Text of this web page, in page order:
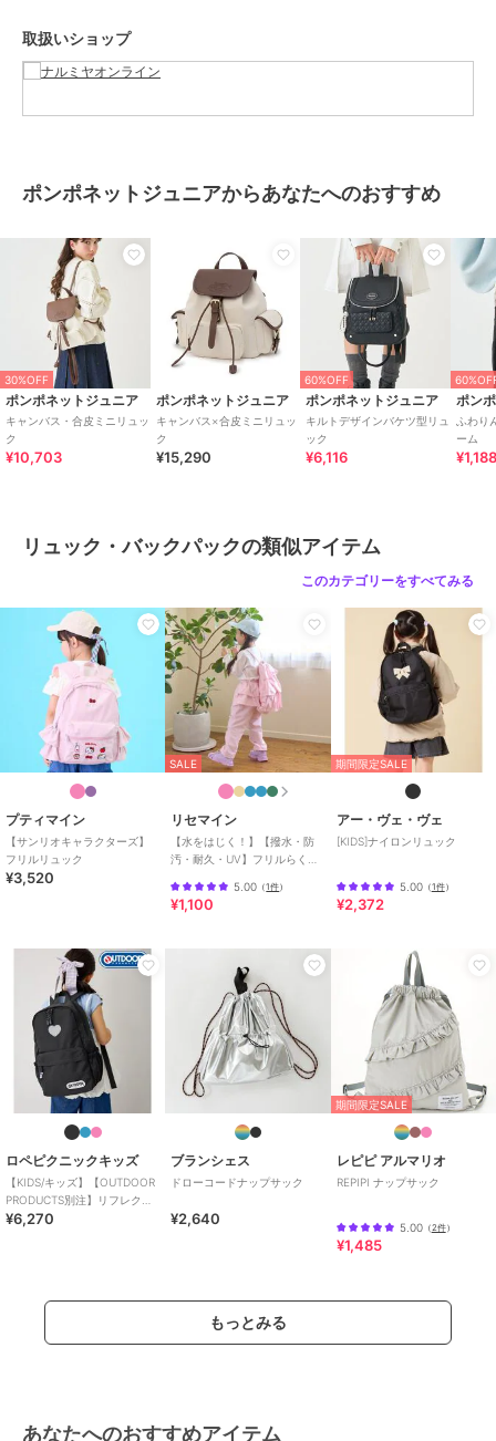
タブ部分：合成皮革
お手入れ
洗濯方法は商品タグをご確認くだ
さい
原産国
取扱いショップ
ポンポネットジュニアからあなたへのおすすめ
30%OFF
ポンポネットジュニア
キャンバス・合皮ミニリュッ
ク
¥10,703
ポンポネットジュニア
キャンバス×合皮ミニリュッ
ク
¥15,290
60%OFF
ポンポネットジュニア
キルトデザインバケツ型リュ
ック
¥6,116
ポン
ふわり
ーム
リュック・バックパックの類似アイテム
このカテゴリーをすべてみる
プティマイン
【サンリオキャラクターズ】
フリルリュック
¥3,520
SALE
リセマイン
【水をはじく！】【撥水・防
汚・耐久・UV】フリルらくら
ズ】【女の子】
5.00 （1件）
¥1,100
期間限定SALE
アー・ヴェ・ヴェ
[KIDS]ナイロンリュック
5.00（1件）
¥2,372
ロペピクニックキッズ
【KIDS/キッズ】【OUTDOOR
PRODUCTS別注】リフレクタ
ー付リュック 16L
¥6,270
ブランシェス
ドローコードナップサック
¥2,640
期間限定SALE
レピピ アルマリオ
REPIPI ナップサック
5.00（2件）
¥1,485
もっとみる
あなたへのおすすめアイテム